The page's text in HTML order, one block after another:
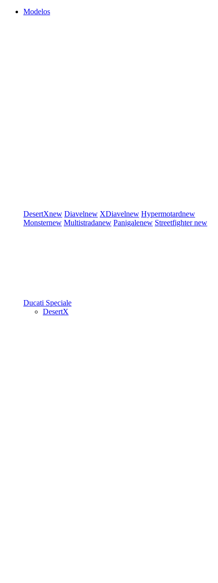
Modelos
DesertXnew Diavelnew XDiavelnew Hypermotardnew
Monsternew Multistradanew Panigalenew Streetfighternew
Ducati Speciale
DesertX